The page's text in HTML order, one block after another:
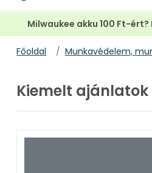
Milwaukee akku 100 Ft-ért?
Főoldal Munkavédelem,
Kiemelt ajánlatok